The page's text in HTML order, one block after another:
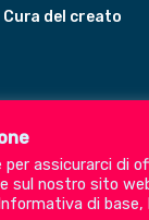
Cura del creato
assicurarci di
sul nostro sito
di base,